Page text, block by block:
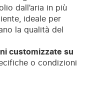
dall’aria in più
ideale per
la qualità del
customizzate su
o condizioni